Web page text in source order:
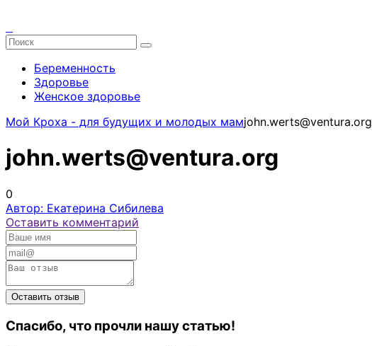
Беременность
Здоровье
Женское здоровье
Мой Кроха - для будущих и молодых мамjohn.werts@ventura.org
john.werts@ventura.org
0
Автор: Екатерина Сибилева
Оставить комментарий
Спасибо, что прочли нашу статью!